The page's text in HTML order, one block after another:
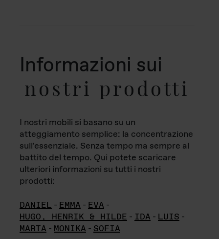
Informazioni sui
nostri prodotti
I nostri mobili si basano su un
atteggiamento semplice: la concentrazione
sull'essenziale. Senza tempo ma sempre al
battito del tempo. Qui potete scaricare
ulteriori informazioni su tutti i nostri
prodotti:
DANIEL - EMMA - EVA -
HUGO, HENRIK & HILDE - IDA - LUIS -
MARTA - MONIKA - SOFIA